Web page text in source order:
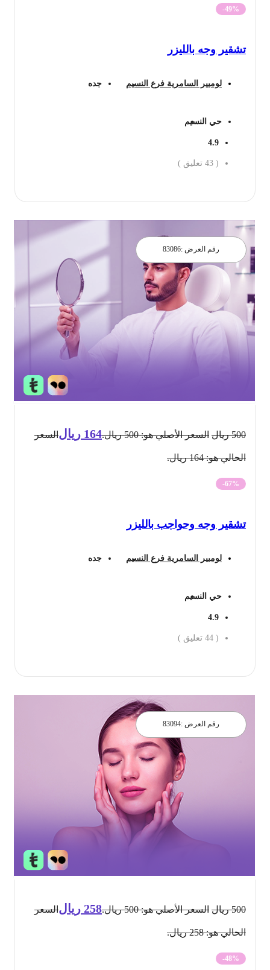
-49%
تشقير وجه بالليزر
لوميير السامرية فرع النسيم جده
حي النسيم
4.9
43 تعليق )
رقم العرض : 83086
ريال السعر الأصلي هو: 500 ريال. 164 ريالالسعر
الحالي هو: 164 ريال.
-67%
تشقير وجه وحواجب بالليزر
لوميير السامرية فرع النسيم جده
حي النسيم
4.9
44 تعليق )
رقم العرض : 83094
ريال السعر الأصلي هو: 500 ريال. 258 ريالالسعر
الحالي هو: 258 ريال.
-48%